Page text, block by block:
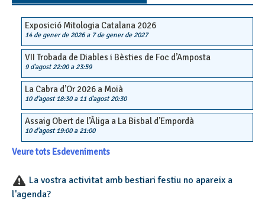
Exposició Mitologia Catalana 2026
14 de gener de 2026a 7 de gener de 2027
VII Trobada de Diables i Bèsties de Foc d’Amposta
9 d'agost 22:00a 23:59
La Cabra d’Or 2026 a Moià
10 d'agost 18:30a 11 d'agost 20:30
Assaig Obert de l’Àliga a La Bisbal d’Empordà
10 d'agost 19:00a 21:00
Veure tots Esdeveniments
La vostra activitat amb bestiari festiu no apareix a
l'agenda?